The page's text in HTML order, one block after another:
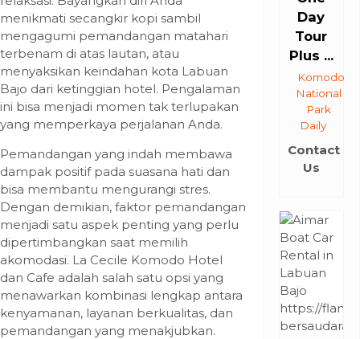
menikmati secangkir kopi sambil
mengagumi pemandangan matahari
terbenam di atas lautan, atau
menyaksikan keindahan kota Labuan
Bajo dari ketinggian hotel. Pengalaman
ini bisa menjadi momen tak terlupakan
yang memperkaya perjalanan Anda.
Pemandangan yang indah membawa
dampak positif pada suasana hati dan
bisa membantu mengurangi stres.
Dengan demikian, faktor pemandangan
menjadi satu aspek penting yang perlu
dipertimbangkan saat memilih
akomodasi. La Cecile Komodo Hotel
dan Cafe adalah salah satu opsi yang
menawarkan kombinasi lengkap antara
kenyamanan, layanan berkualitas, dan
pemandangan yang menakjubkan.
Day
Tour
Plus ...
Komodo
National
Park
Daily
Contact
Us